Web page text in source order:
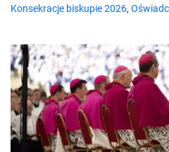
Konsekracje biskupie 2026,